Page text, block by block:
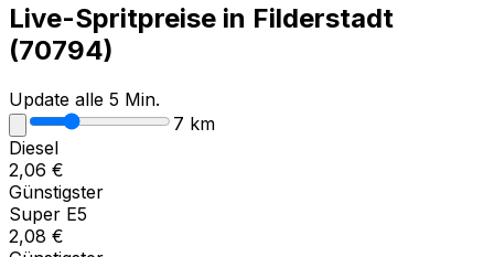
Live-Spritpreise in Filderstadt
(70794)
Update alle 5 Min.
7 km
Diesel
2,06 €
Günstigster
Super E5
2,08 €